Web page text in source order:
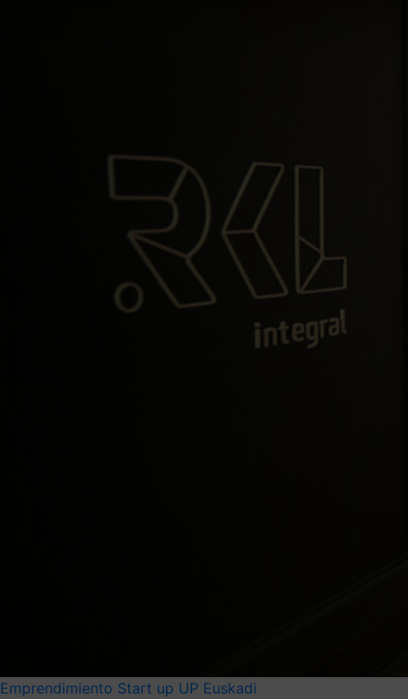
Emprendimiento Start up UP Euskadi